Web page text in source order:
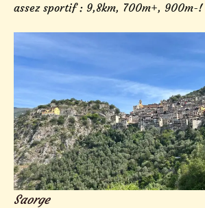
assez sportif : 9,8km, 700m+, 900m-!
Saorge